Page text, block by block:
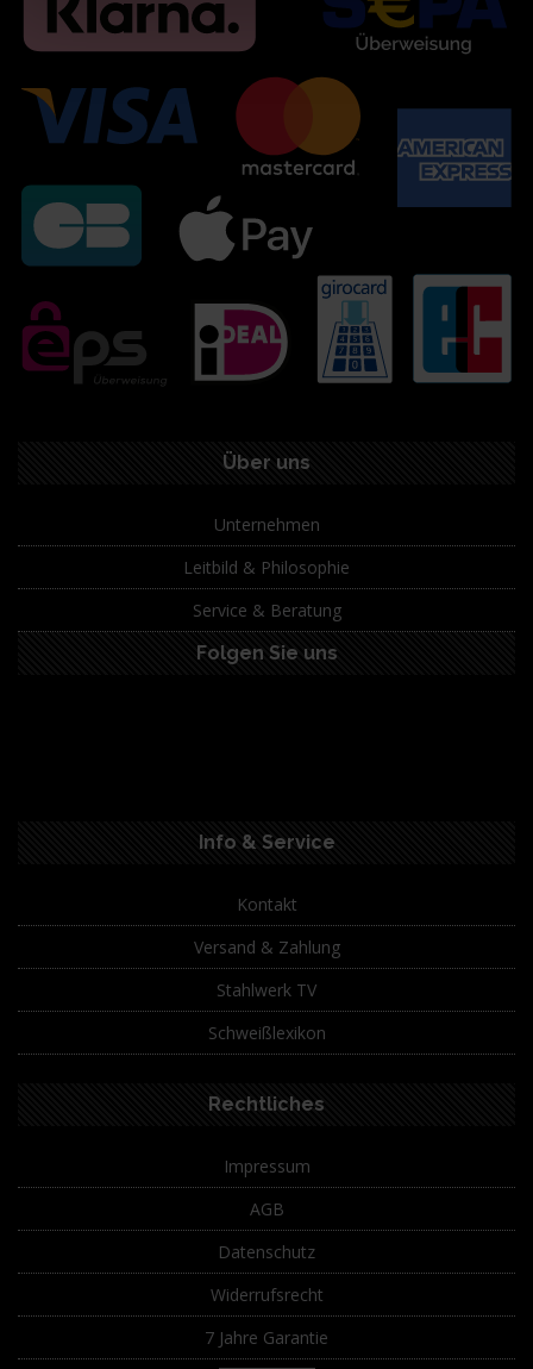
Über uns
Unternehmen
Leitbild & Philosophie
Service & Beratung
Folgen Sie uns
Info & Service
Kontakt
Versand & Zahlung
Stahlwerk TV
Schweißlexikon
Rechtliches
Impressum
AGB
Datenschutz
Widerrufsrecht
7 Jahre Garantie